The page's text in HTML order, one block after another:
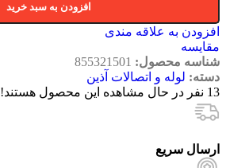
افزودن به سبد خرید
افزودن به علاقه مندی
مقایسه
شناسه محصول: 855321501
دسته: لوله و اتصالات آذین
13 نفر در حال مشاهده این محصول هستند!
ارسال سریع